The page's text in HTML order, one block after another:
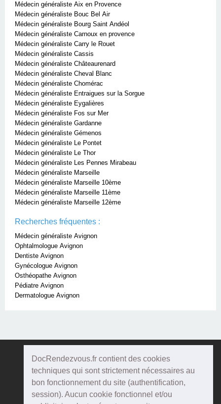
DocRendezvous.fr contient des cookies
techniques qui sont strictement nécessaires au
bon fonctionnement du site (authentification,
session). Aucun cookie fonctionnel et/ou
Médecin généraliste Aix en Provence
Médecin généraliste Bouc Bel Air
Médecin généraliste Bourg Saint Andéol
Médecin généraliste Carnoux en provence
Médecin généraliste Carry le Rouet
Médecin généraliste Cassis
Médecin généraliste Châteaurenard
Médecin généraliste Cheval Blanc
Médecin généraliste Chomérac
Médecin généraliste Entraigues sur la Sorgue
Médecin généraliste Eygalières
Médecin généraliste Fos sur Mer
Médecin généraliste Gardanne
Médecin généraliste Gémenos
Médecin généraliste Le Pontet
Médecin généraliste Le Thor
Médecin généraliste Les Pennes Mirabeau
Médecin généraliste Marseille
Médecin généraliste Marseille 10ème
Médecin généraliste Marseille 11ème
Médecin généraliste Marseille 12ème
Recherches fréquentes :
Médecin généraliste Avignon
Ophtalmologue Avignon
Dentiste Avignon
Gynécologue Avignon
Osthéopathe Avignon
Pédiatre Avignon
Dermatologue Avignon
DocRendezvous
Qui sommes-nous ?